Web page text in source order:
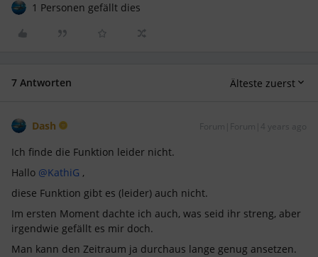
1 Personen gefällt dies
7 Antworten Älteste zuerst
Dash Forum|Forum|4 years ago
Ich finde die Funktion leider nicht.
Hallo @KathiG ,
diese Funktion gibt es (leider) auch nicht.
Im ersten Moment dachte ich auch, was seid ihr streng, aber
irgendwie gefällt es mir doch.
Man kann den Zeitraum ja durchaus lange genug ansetzen.